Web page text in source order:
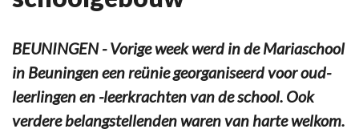
BEUNINGEN - Vorige week werd in de Mariaschool
in Beuningen een reünie georganiseerd voor oud-
leerlingen en -leerkrachten van de school. Ook
verdere belangstellenden waren van harte welkom.